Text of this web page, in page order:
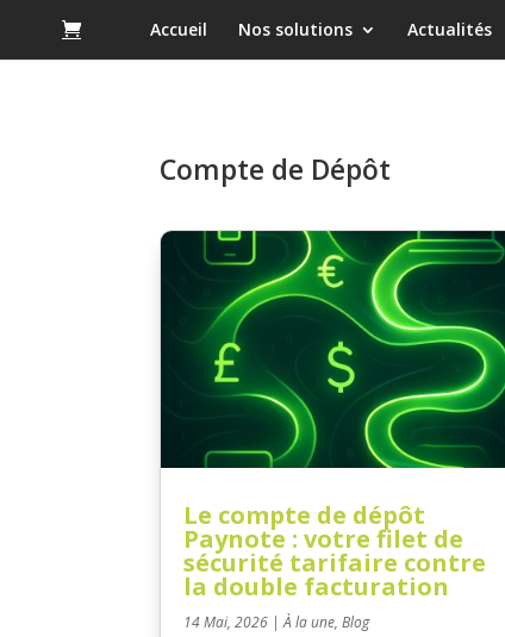
Accueil Nos solutions Actualités
Compte de Dépôt
Le compte de dépôt
Paynote : votre filet de
sécurité tarifaire contre
la double facturation
14 Mai, 2026 |À la une,Blog